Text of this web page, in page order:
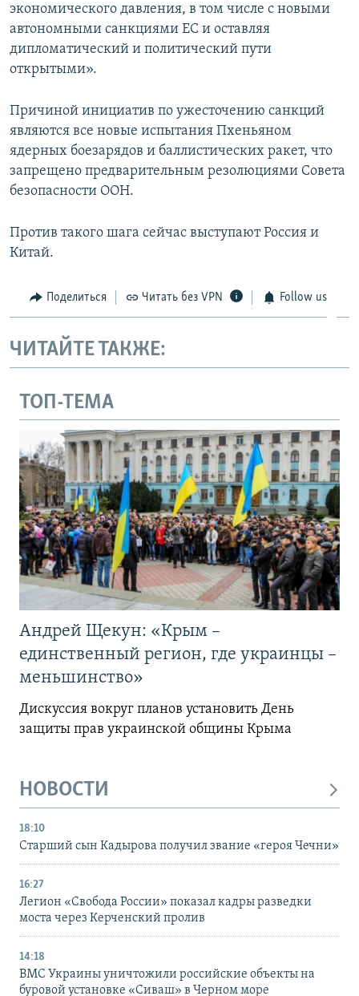
экономического давления, в том числе с новыми
автономными санкциями ЕС и оставляя
дипломатический и политический пути
открытыми».
Причиной инициатив по ужесточению санкций
являются все новые испытания Пхеньяном
ядерных боезарядов и баллистических ракет, что
запрещено предварительным резолюциями Совета
безопасности ООН.
Против такого шага сейчас выступают Россия и
Китай.
Поделиться Читать без VPN Follow us
ЧИТАЙТЕ ТАКЖЕ:
ТОП-ТЕМА
Андрей Щекун: «Крым –
единственный регион, где украинцы –
меньшинство»
Дискуссия вокруг планов установить День
защиты прав украинской общины Крыма
НОВОСТИ
18:10
Старший сын Кадырова получил звание «героя Чечни»
16:27
Легион «Свобода России» показал кадры разведки
моста через Керченский пролив
14:18
ВМС Украины уничтожили российские объекты на
буровой установке «Сиваш» в Черном море